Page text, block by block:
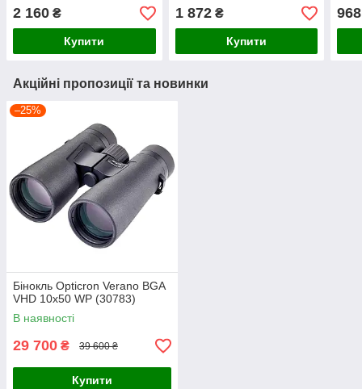
2 160 ₴
Купити
1 872₴
Купити
968
Акційні пропозиції та новинки
–25%
Бінокль Opticron Verano BGA
VHD 10x50 WP (30783)
В наявності
29 700 ₴ 39 600 ₴
Купити